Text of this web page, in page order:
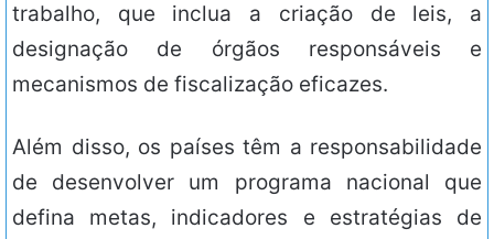
trabalho, que inclua a criação de leis, a
designação de órgãos responsáveis e
mecanismos de fiscalização eficazes.
Além disso, os países têm a responsabilidade
de desenvolver um programa nacional que
defina metas, indicadores e estratégias de